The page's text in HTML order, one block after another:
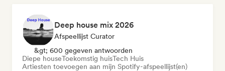
Deep house mix 2026
Afspeellijst Curator
&gt; 600 gegeven antwoorden
Diepe houseToekomstig huisTech Huis
Artiesten toevoegen aan mijn Spotify-afspeellijst(en)